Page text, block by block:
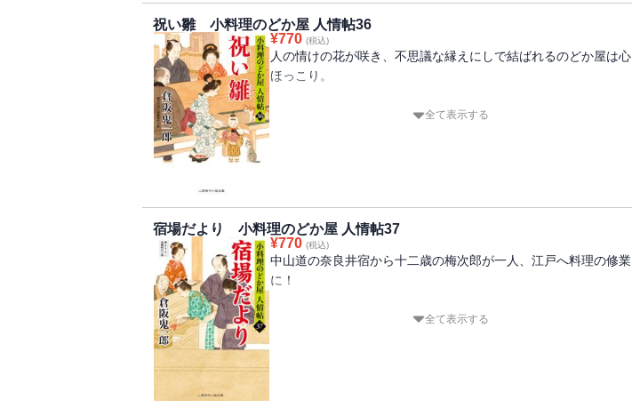
潮来から料理修業のため江戸に来た益吉が病のため二十一の若さ
で亡くなり、その遺志を継いで出てきた弟の寅吉が六年の修業を
終え、これから故郷に戻って見世を開こうとしている。寅吉が修
行中の浅草長吉屋の長吉は、六年前に益吉の骨壺を届けられなか
った悔い故、潮来まで同行するという。さらにはのどか屋の千吉
に、一緒に行って見世びらきまで助けてやれというのだった。
梅になる。もう一つの勘どころは、煮汁に味噌を入れるのではな
く、練り味噌を別につくってから加えることだ。
祝い雛 小料理のどか屋 人情帖36
¥770 (税込)
人の情けの花が咲き、不思議な縁えにしで結ばれるのどか屋は心
ほっこり。
火事で落命した父の敵討ちをしようと火消しになった双子の兄弟
る双子の赤子あかごを見つけた。赤子は江美えみと戸美とみと名
付け、有徳うとくの人、井筒いづつ屋にあずけられた。その十数
年後、縁のあるのどか屋を手伝うことに。ここで新たなる縁が結
ばれた。双子の姉妹を見初みそめたのは、双子の火消し兄弟。兄
は竜太りゅうたで弟が卯之吉うのきち。二人の父はかつて火事に
全て表示する
宿場だより 小料理のどか屋 人情帖37
¥770 (税込)
中山道の奈良井宿から十二歳の梅次郎が一人、江戸へ料理の修業
に！
料理自慢の老舗旅籠の主が中風で倒れ厨には立てない。
全て表示する